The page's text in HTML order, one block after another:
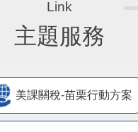
主題服務
美課關稅-苗栗行動方案